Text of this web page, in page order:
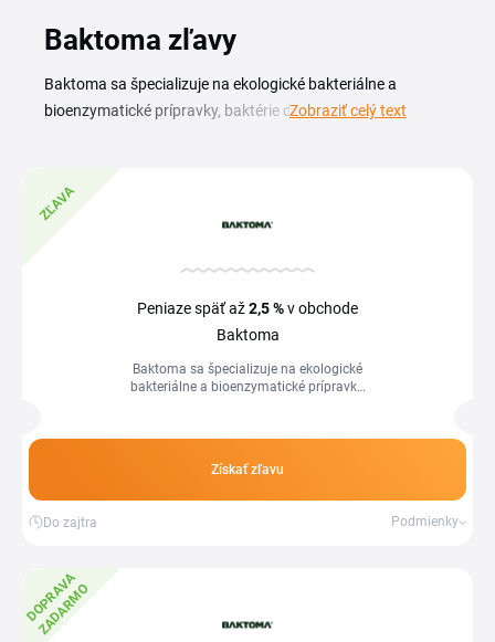
Baktoma zľavy
Baktoma sa špecializuje na ekologické bakteriálne a
bioenzymatické prípravky, baktérie do septikov, žúmp,
na rozklad tukov či baktérie do akvária, ktoré sa o odpad a
rastliny postarajú bez agresívnej chémie. So zľavovým
menej. Aktuálny promo kód aj sezónne akcie Baktoma
pri objednávke ho vložiť do poľa pre zľavový kód v košíku.
domácnosti aj záhrady za výhodnejšiu cenu.
Zobraziť celý text
ZĽAVA
Peniaze späť až2,5 %v obchode
Baktoma
Baktoma sa špecializuje na ekologické
bakteriálne a bioenzymatické prípravky,
Získať zľavu
Do zajtra Podmienky
D
O
P
R
A
V
A
Z
A
D
A
R
M
O